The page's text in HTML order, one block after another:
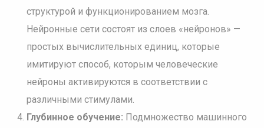
структурой и функционированием мозга.
Нейронные сети состоят из слоев «нейронов» —
простых вычислительных единиц, которые
имитируют способ, которым человеческие
нейроны активируются в соответствии с
различными стимулами.
Глубинное обучение: Подмножество машинного